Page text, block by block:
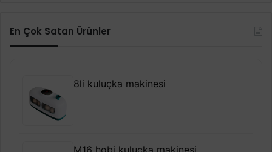
En Çok Satan Ürünler
8li kuluçka makinesi
M16 hobi kuluçka makinesi